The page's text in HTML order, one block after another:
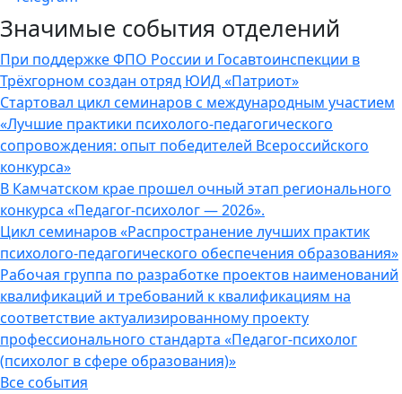
Значимые события отделений
При поддержке ФПО России и Госавтоинспекции в
Трёхгорном создан отряд ЮИД «Патриот»
Стартовал цикл семинаров с международным участием
«Лучшие практики психолого-педагогического
сопровождения: опыт победителей Всероссийского
конкурса»
В Камчатском крае прошел очный этап регионального
конкурса «Педагог-психолог — 2026».
Цикл семинаров «Распространение лучших практик
психолого-педагогического обеспечения образования»
Рабочая группа по разработке проектов наименований
квалификаций и требований к квалификациям на
соответствие актуализированному проекту
профессионального стандарта «Педагог-психолог
(психолог в сфере образования)»
Все события